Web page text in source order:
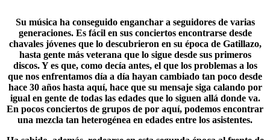
Su música ha conseguido enganchar a seguidores de varias
generaciones. Es fácil en sus conciertos encontrarse desde
chavales jóvenes que lo descubrieron en su época de Gatillazo,
hasta gente más veterana que lo sigue desde sus primeros
discos. Y es que, como decía antes, el que los problemas a los
que nos enfrentamos día a día hayan cambiado tan poco desde
hace 30 años hasta aquí, hace que su mensaje siga calando por
igual en gente de todas las edades que lo siguen allá donde va.
En pocos conciertos de grupos de por aquí, podemos encontrar
una mezcla tan heterogénea en edades entre los asistentes.